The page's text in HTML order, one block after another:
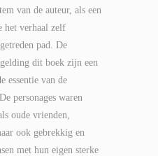
van de auteur, als een
het verhaal zelf
pad. De
dit boek zijn een
essentie van de
personages waren
oude vrienden,
ook gebrekkig en
met hun eigen sterke